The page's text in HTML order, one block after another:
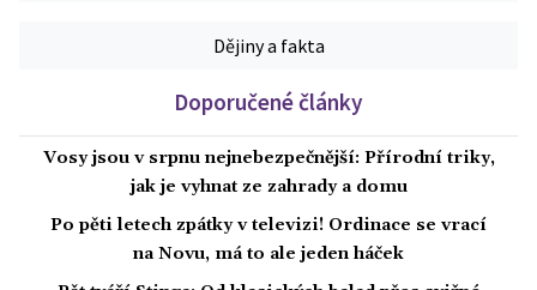
Dějiny a fakta
Doporučené články
Vosy jsou v srpnu nejnebezpečnější: Přírodní triky,
jak je vyhnat ze zahrady a domu
Po pěti letech zpátky v televizi! Ordinace se vrací
na Novu, má to ale jeden háček